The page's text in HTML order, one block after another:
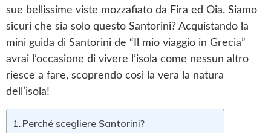
sue bellissime viste mozzafiato da Fira ed Oia. Siamo
sicuri che sia solo questo Santorini? Acquistando la
mini guida di Santorini de “Il mio viaggio in Grecia”
avrai l’occasione di vivere l’isola come nessun altro
riesce a fare, scoprendo così la vera la natura
dell’isola!
Perché scegliere Santorini?